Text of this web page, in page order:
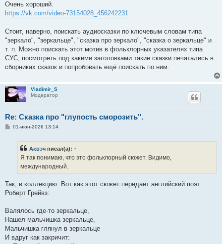
Очень хороший.
https://vk.com/video-73154028_456242231
Стоит, наверно, поискать аудиосказки по ключевым словам типа
"зеркало", "зеркальце", "сказка про зеркало", "сказка о зеркальце" и
т. п. Можно поискать этот мотив в фольклорных указателях типа
СУС, посмотреть под какими заголовками такие сказки печатались в
сборниках сказок и попробовать ещё поискать по ним.
Vladimir_S
Модератор
Re: Сказка про "глупость сморозить".
С01-июн-2026 13:14
Аквэч писал(а): ↑
Я так понимаю, что это фольклорный сюжет. Видимо,
международный.
Так, в коллекцию. Вот как этот сюжет передаёт английский поэт
Роберт Грейвз:
Валялось где-то зеркальце,
Нашел мальчишка зеркальце,
Мальчишка глянул в зеркальце
И вдруг как закричит: